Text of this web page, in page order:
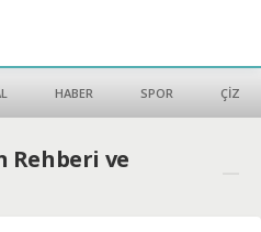
HABER SPOR ÇİZGİ
Rehberi ve